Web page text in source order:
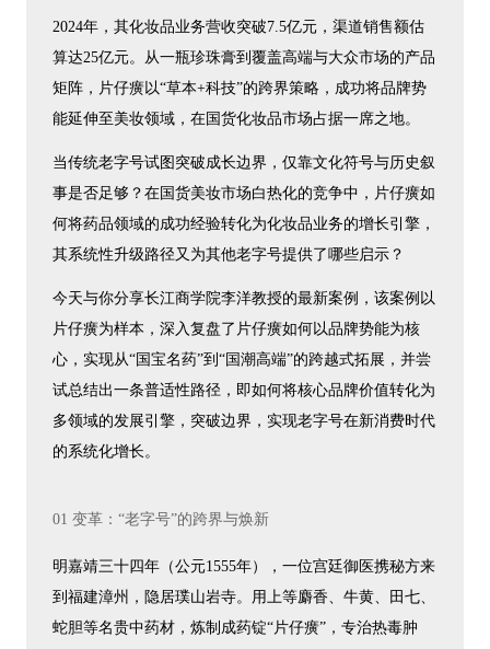
2024年，其化妆品业务营收突破7.5亿元，渠道销售额估
算达25亿元。从一瓶珍珠膏到覆盖高端与大众市场的产品
矩阵，片仔癀以“草本+科技”的跨界策略，成功将品牌势
能延伸至美妆领域，在国货化妆品市场占据一席之地。
当传统老字号试图突破成长边界，仅靠文化符号与历史叙
事是否足够？在国货美妆市场白热化的竞争中，片仔癀如
何将药品领域的成功经验转化为化妆品业务的增长引擎，
其系统性升级路径又为其他老字号提供了哪些启示？
今天与你分享长江商学院李洋教授的最新案例，该案例以
片仔癀为样本，深入复盘了片仔癀如何以品牌势能为核
心，实现从“国宝名药”到“国潮高端”的跨越式拓展，并尝
试总结出一条普适性路径，即如何将核心品牌价值转化为
多领域的发展引擎，突破边界，实现老字号在新消费时代
的系统化增长。
01 变革：“老字号”的跨界与焕新
明嘉靖三十四年（公元1555年），一位宫廷御医携秘方来
到福建漳州，隐居璞山岩寺。用上等麝香、牛黄、田七、
蛇胆等名贵中药材，炼制成药锭“片仔癀”，专治热毒肿